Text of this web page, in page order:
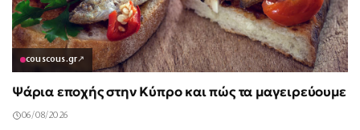
couscous.gr↗
Ψάρια εποχής στην Κύπρο και πώς τα μαγειρεύουμε
06/08/2026